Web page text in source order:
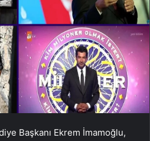
Başkanı Ekrem İmamoğlu,